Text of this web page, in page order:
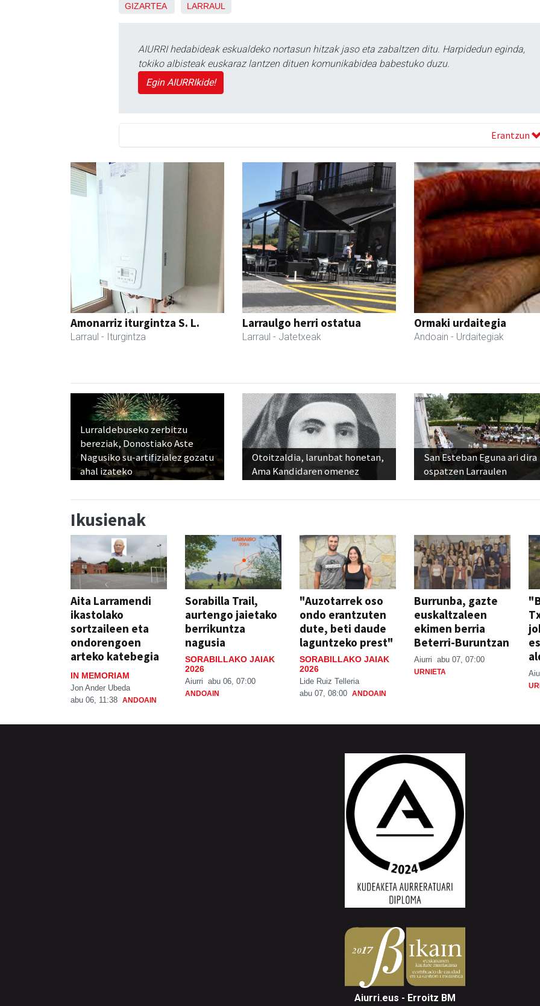
GIZARTEA LARRAUL
AIURRI hedabideak eskualdeko nortasun hitzak jaso eta zabaltzen ditu. Harpidedun eginda,
tokiko albisteak euskaraz lantzen dituen komunikabidea babestuko duzu.
Egin AIURRIkide!
Erantzun
Amonarriz iturgintza S. L.
Larraul - Iturgintza
Larraulgo herri ostatua
Larraul - Jatetxeak
Ormaki urdaitegia
Andoain - Urdaitegiak
Lurraldebuseko zerbitzu
bereziak, Donostiako Aste
Nagusiko su-artifizialez gozatu
ahal izateko
Otoitzaldia, larunbat honetan,
Ama Kandidaren omenez
San Esteban Eguna ari dira
ospatzen Larraulen
Ikusienak
Aita Larramendi
ikastolako
sortzaileen eta
ondorengoen
arteko katebegia
IN MEMORIAM
Jon Ander Ubeda
abu 06, 11:38 ANDOAIN
Sorabilla Trail,
aurtengo jaietako
berrikuntza
nagusia
SORABILLAKO JAIAK
2026
Aiurri abu 06, 07:00
ANDOAIN
"Auzotarrek oso
ondo erantzuten
dute, beti daude
laguntzeko prest"
SORABILLAKO JAIAK
2026
Lide Ruiz Telleria
abu 07, 08:00 ANDOAIN
Burrunba, gazte
euskaltzaleen
ekimen berria
Beterri-Buruntzan
Aiurri abu 07, 07:00
URNIETA
Aiurri.eus - Erroitz BM